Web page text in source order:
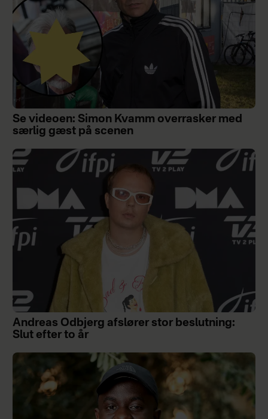
Se videoen: Simon Kvamm overrasker med
særlig gæst på scenen
Andreas Odbjerg afslører stor beslutning:
Slut efter to år